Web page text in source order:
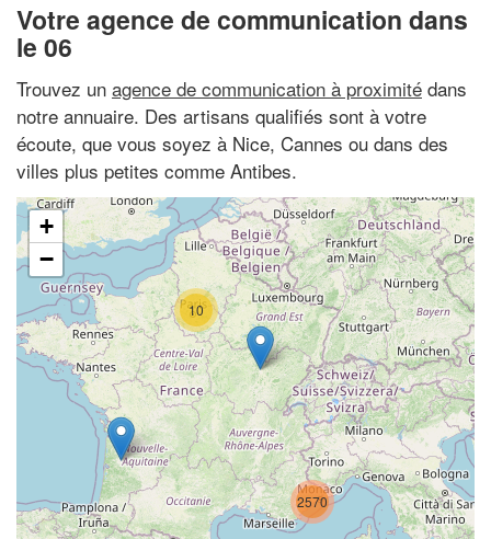
Votre agence de communication dans
le 06
Trouvez un agence de communication à proximité dans
notre annuaire. Des artisans qualifiés sont à votre
écoute, que vous soyez à Nice, Cannes ou dans des
villes plus petites comme Antibes.
10
2570
+
−